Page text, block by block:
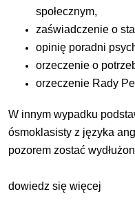
społecznym,
zaświadczenie o
opinię poradni
orzeczenie o
orzeczenie Rady
W innym wypadku
ósmoklasisty z języka
pozorem zostać
dowiedz się więcej